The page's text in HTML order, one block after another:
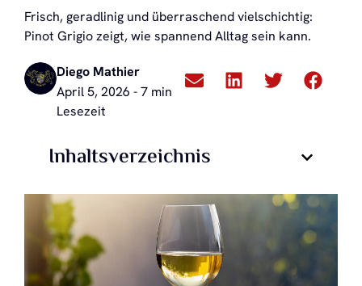
Frisch, geradlinig und überraschend vielschichtig:
Pinot Grigio zeigt, wie spannend Alltag sein kann.
Diego Mathier
April 5, 2026 - 7 min
Lesezeit
Inhaltsverzeichnis